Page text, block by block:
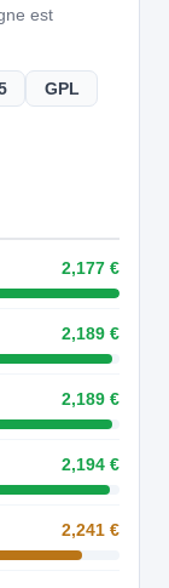
est
GPL
2,177 €
2,189 €
2,189 €
2,194 €
2,241 €